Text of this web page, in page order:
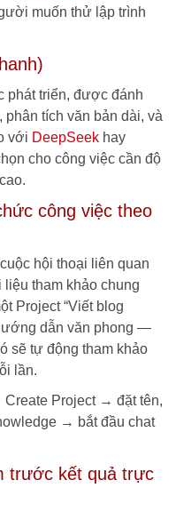
muốn thử lập trình
phát triển, được đánh
tích văn bản dài, và
với DeepSeek hay
cho công việc cần độ
công việc theo
hội thoại liên quan
liệu tham khảo chung
Project “Viết blog
dẫn văn phong —
sẽ tự động tham khảo
lần.
Project → đặt tên,
→ bắt đầu chat
trước kết quả trực